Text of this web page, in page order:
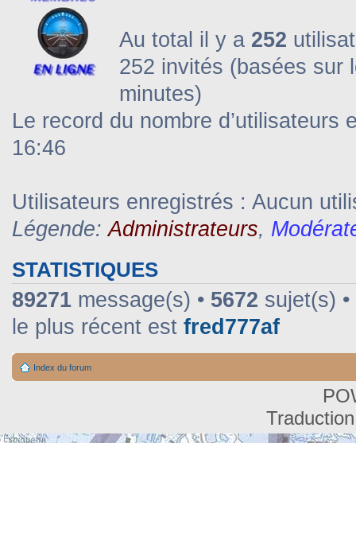
Au total il y a 252
252 invités (basées sur
minutes)
Le record du nombre d’utilisateurs
16:46
Utilisateurs enregistrés : Aucun
Légende:Administrateurs,
STATISTIQUES
89271 message(s) • 5672 sujet(s) •
le plus récent est fred777af
Index du forum